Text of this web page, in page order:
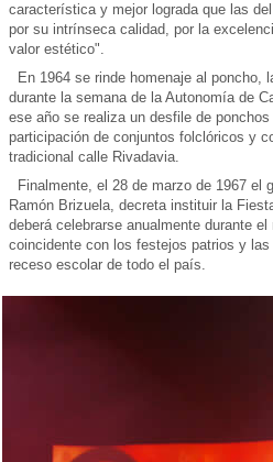
característica y mejor lograda que las
por su intrínseca calidad, por la
valor estético".
En 1964 se rinde homenaje al poncho,
durante la semana de la Autonomía de
ese año se realiza un desfile de
participación de conjuntos folclóricos y
tradicional calle Rivadavia.
Finalmente, el 28 de marzo de 1967 el
Ramón Brizuela, decreta instituir la
deberá celebrarse anualmente durante
coincidente con los festejos patrios y las
receso escolar de todo el país.